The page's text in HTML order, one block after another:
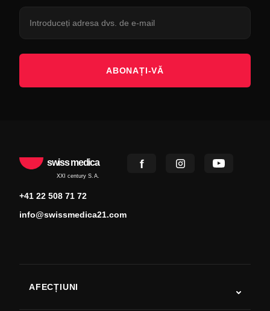
ABONAȚI-VĂ
swiss medica
XXI century S.A.
+41 22 508 71 72
info@swissmedica21.com
AFECȚIUNI